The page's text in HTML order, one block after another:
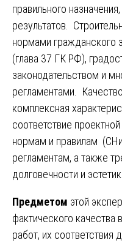
правильного
результатов.
нормами гражданского
(глава 37 ГК РФ),
законодательством и
регламентами.
комплексная
соответствие
нормам и правилам
регламентам, а также
долговечности и
Предметом этой
фактического качества
работ, их соответствия